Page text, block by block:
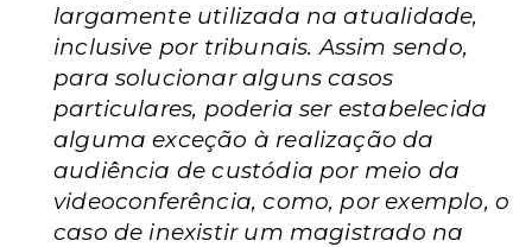
largamente utilizada na atualidade,
inclusive por tribunais. Assim sendo,
para solucionar alguns casos
particulares, poderia ser estabelecida
alguma exceção à realização da
audiência de custódia por meio da
videoconferência, como, por exemplo, o
caso de inexistir um magistrado na